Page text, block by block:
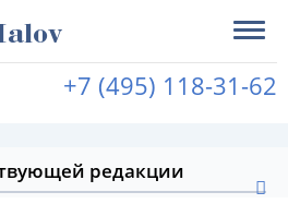
alov
+7 (495) 118-31-62
редакции